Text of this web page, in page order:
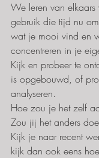
We leren van elkaars
gebruik die tijd nu
wat je mooi vind en
concentreren in je
Kijk en probeer te
is opgebouwd, of
analyseren.
Hoe zou je het zelf
Zou jij het anders
Kijk je naar recent
kijk dan ook eens